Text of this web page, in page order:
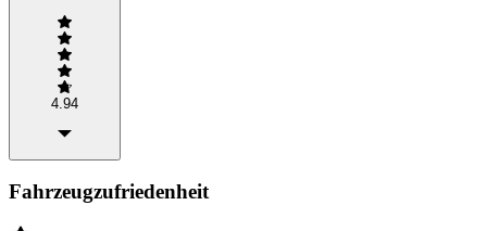
4.94
Fahrzeugzufriedenheit